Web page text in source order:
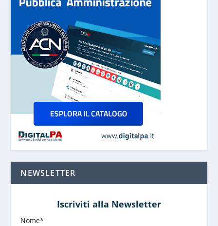
NEWSLETTER
Iscriviti alla Newsletter
Nome*